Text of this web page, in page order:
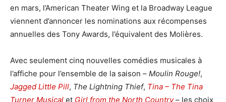
en mars, l’American Theater Wing et la Broadway League
viennent d’annoncer les nominations aux récompenses
annuelles des Tony Awards, l’équivalent des Molières.
Avec seulement cinq nouvelles comédies musicales à
l’affiche pour l’ensemble de la saison – Moulin Rouge!,
Jagged Little Pill, The Lightning Thief, Tina – The Tina
Turner Musical et Girl from the North Country– les choix